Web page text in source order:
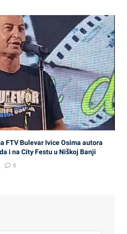
FTV Bulevar Ivice Osima autora
i na City Festu u Niškoj Banji
0